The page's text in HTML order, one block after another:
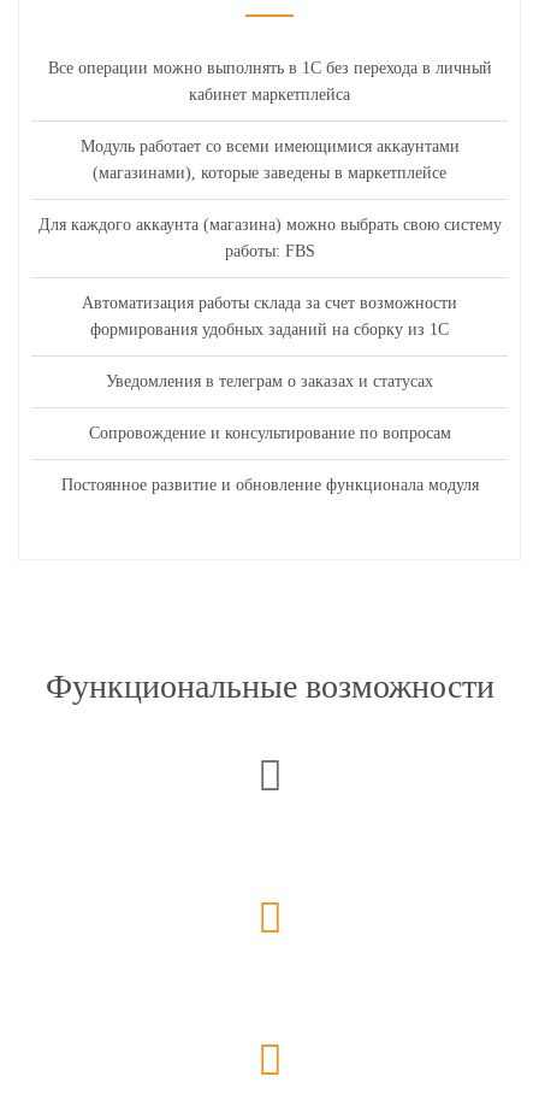
Все операции можно выполнять в 1С без перехода в личный
кабинет маркетплейса
Модуль работает со всеми имеющимися аккаунтами
(магазинами), которые заведены в маркетплейсе
Для каждого аккаунта (магазина) можно выбрать свою систему
работы: FBS
Автоматизация работы склада за счет возможности
формирования удобных заданий на сборку из 1С
Уведомления в телеграм о заказах и статусах
Сопровождение и консультирование по вопросам
Постоянное развитие и обновление функционала модуля
Функциональные возможности